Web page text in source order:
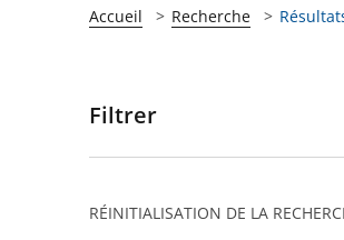
Accueil Recherche
Passer
pour
Filtrer
RÉINITIALISATION DE LA